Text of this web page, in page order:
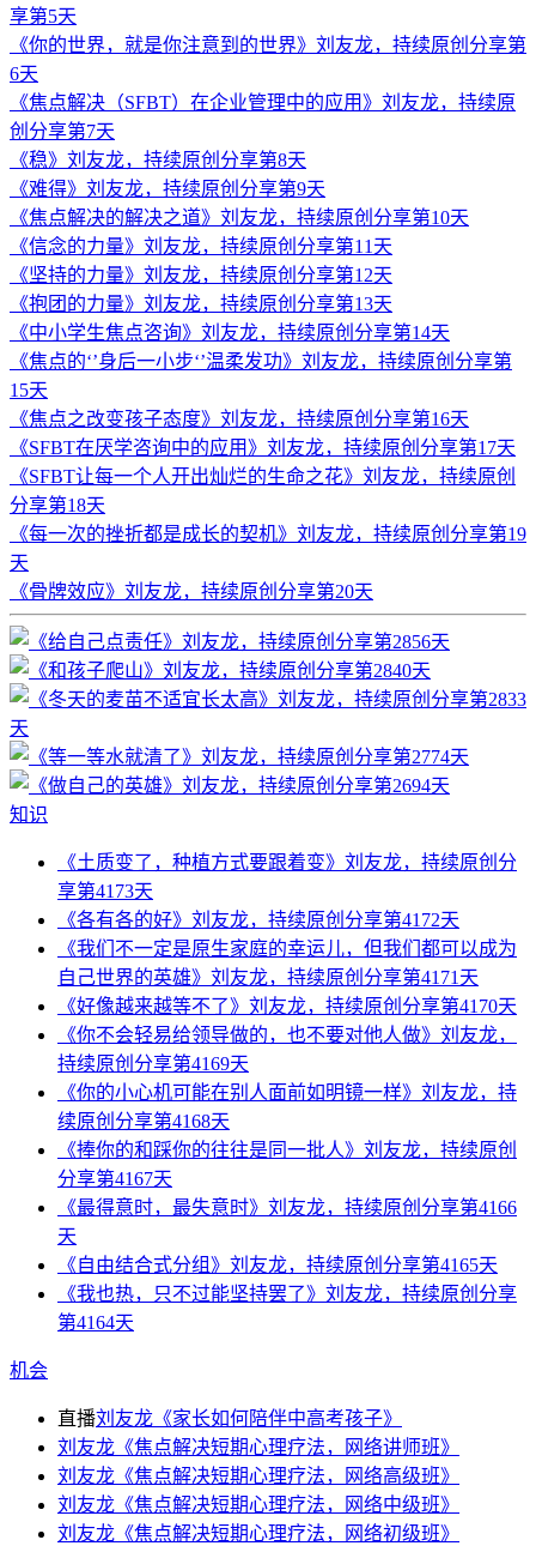
享第5天
《你的世界，就是你注意到的世界》刘友龙，持续原创分享第
6天
《焦点解决（SFBT）在企业管理中的应用》刘友龙，持续原
创分享第7天
《稳》刘友龙，持续原创分享第8天
《难得》刘友龙，持续原创分享第9天
《焦点解决的解决之道》刘友龙，持续原创分享第10天
《信念的力量》刘友龙，持续原创分享第11天
《坚持的力量》刘友龙，持续原创分享第12天
《抱团的力量》刘友龙，持续原创分享第13天
《中小学生焦点咨询》刘友龙，持续原创分享第14天
《焦点的‘’身后一小步‘’温柔发功》刘友龙，持续原创分享第
15天
《焦点之改变孩子态度》刘友龙，持续原创分享第16天
《SFBT在厌学咨询中的应用》刘友龙，持续原创分享第17天
《SFBT让每一个人开出灿烂的生命之花》刘友龙，持续原创
分享第18天
《每一次的挫折都是成长的契机》刘友龙，持续原创分享第19
天
《骨牌效应》刘友龙，持续原创分享第20天
知识
《土质变了，种植方式要跟着变》刘友龙，持续原创分
享第4173天
《各有各的好》刘友龙，持续原创分享第4172天
《我们不一定是原生家庭的幸运儿，但我们都可以成为
自己世界的英雄》刘友龙，持续原创分享第4171天
《好像越来越等不了》刘友龙，持续原创分享第4170天
《你不会轻易给领导做的，也不要对他人做》刘友龙，
持续原创分享第4169天
《你的小心机可能在别人面前如明镜一样》刘友龙，持
续原创分享第4168天
《捧你的和踩你的往往是同一批人》刘友龙，持续原创
分享第4167天
《最得意时，最失意时》刘友龙，持续原创分享第4166
天
《自由结合式分组》刘友龙，持续原创分享第4165天
《我也热，只不过能坚持罢了》刘友龙，持续原创分享
第4164天
机会
直播刘友龙《家长如何陪伴中高考孩子》
刘友龙《焦点解决短期心理疗法，网络讲师班》
刘友龙《焦点解决短期心理疗法，网络高级班》
刘友龙《焦点解决短期心理疗法，网络中级班》
刘友龙《焦点解决短期心理疗法，网络初级班》